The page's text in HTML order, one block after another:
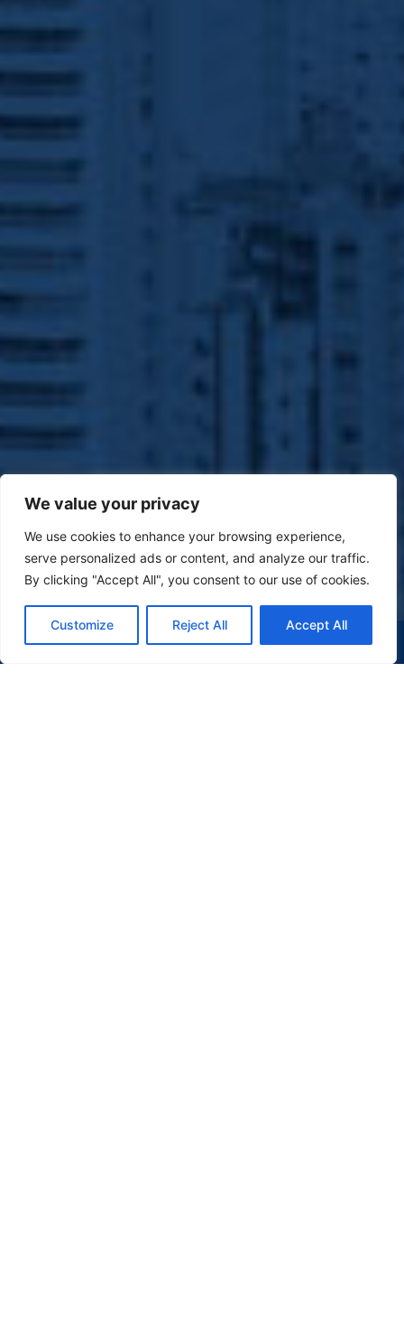
We value your privacy
We use cookies to enhance your browsing experience,
serve personalized ads or content, and analyze our traffic.
By clicking "Accept All", you consent to our use of cookies.
Customize Reject All Accept All
(47) 9 9977-7630